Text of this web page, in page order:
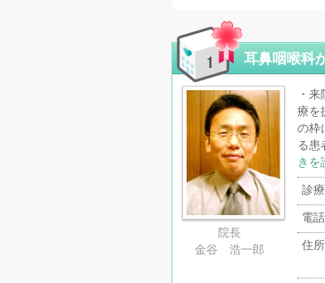
耳鼻咽喉科
院長
金谷 浩一郎
・
療を
の枠
る患
きを
診
電
住所